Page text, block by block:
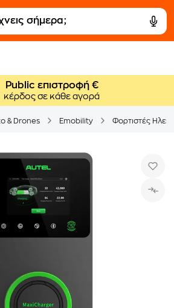
Public επιστροφή €
κέρδος σε κάθε αγορά
& Drones Emobility Φορτιστές